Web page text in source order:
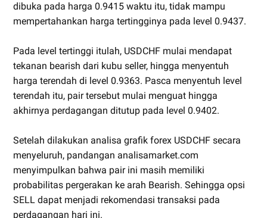
dibuka pada harga 0.9415 waktu itu, tidak mampu
mempertahankan harga tertingginya pada level 0.9437.
Pada level tertinggi itulah, USDCHF mulai mendapat
tekanan bearish dari kubu seller, hingga menyentuh
harga terendah di level 0.9363. Pasca menyentuh level
terendah itu, pair tersebut mulai menguat hingga
akhirnya perdagangan ditutup pada level 0.9402.
Setelah dilakukan analisa grafik forex USDCHF secara
menyeluruh, pandangan analisamarket.com
menyimpulkan bahwa pair ini masih memiliki
probabilitas pergerakan ke arah Bearish. Sehingga opsi
SELL dapat menjadi rekomendasi transaksi pada
perdagangan hari ini.